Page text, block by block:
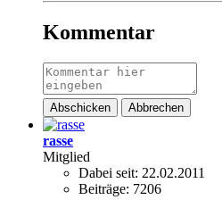
Kommentar
Abschicken Abbrechen
rasse
Mitglied
Dabei seit: 22.02.2011
Beiträge: 7206